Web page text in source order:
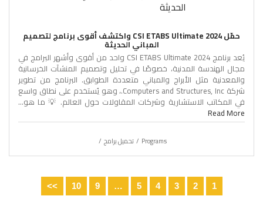
حمّل CSI ETABS Ultimate 2024 واكتشف أقوى برنامج لتصميم
المباني الحديثة
يُعد برنامج CSI ETABS Ultimate 2024 واحد من أقوى وأشهر البرامج في
مجال الهندسة المدنية، خصوصًا في تحليل وتصميم المنشآت الخرسانية
والمعدنية مثل الأبراج والمباني متعددة الطوابق. البرنامج من تطوير
شركة Computers and Structures, Inc.، وهو يُستخدم على نطاق واسع
في المكاتب الاستشارية وشركات المقاولات حول العالم. 💡 ما هو...
Read More
Programs تحميل برامج
1
2
3
4
5
…
9
10
>>